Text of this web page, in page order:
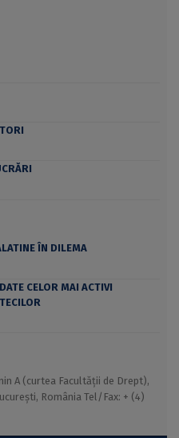
ÎN DILEMA
CELOR MAI ACTIVI
A (curtea Facultății de Drept),
România Tel/Fax: + (4)